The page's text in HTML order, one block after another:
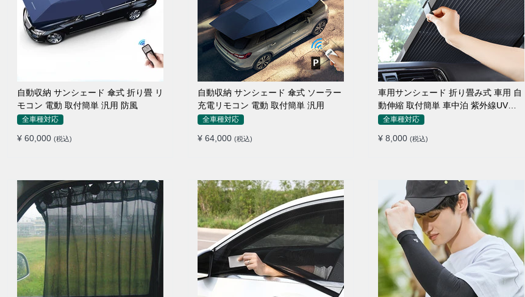
自動収納 サンシェード 傘式 折り畳 リ
モコン 電動 取付簡単 汎用 防風
全車種対応
¥ 60,000 (税込)
自動収納 サンシェード 傘式 ソーラー
充電リモコン 電動 取付簡単 汎用
全車種対応
¥ 64,000 (税込)
車用サンシェード 折り畳み式 車用 自
動伸縮 取付簡単 車中泊 紫外線UVカ
ット 仮眠 断熱
全車種対応
¥ 8,000 (税込)